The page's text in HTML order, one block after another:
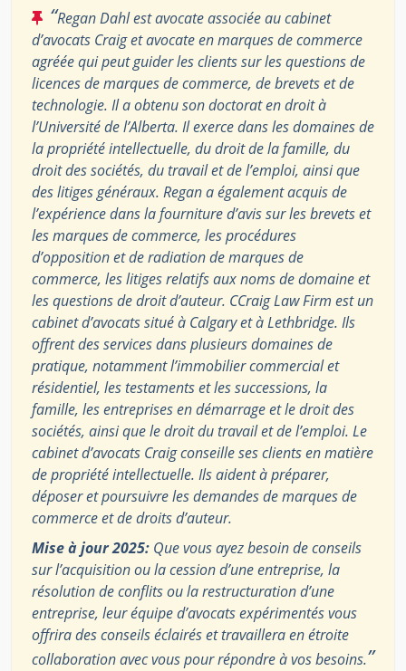
“Regan Dahl est avocate associée au cabinet
d’avocats Craig et avocate en marques de commerce
agréée qui peut guider les clients sur les questions de
licences de marques de commerce, de brevets et de
technologie. Il a obtenu son doctorat en droit à
l’Université de l’Alberta. Il exerce dans les domaines de
la propriété intellectuelle, du droit de la famille, du
droit des sociétés, du travail et de l’emploi, ainsi que
des litiges généraux. Regan a également acquis de
l’expérience dans la fourniture d’avis sur les brevets et
les marques de commerce, les procédures
d’opposition et de radiation de marques de
commerce, les litiges relatifs aux noms de domaine et
les questions de droit d’auteur. CCraig Law Firm est un
cabinet d’avocats situé à Calgary et à Lethbridge. Ils
offrent des services dans plusieurs domaines de
pratique, notamment l’immobilier commercial et
résidentiel, les testaments et les successions, la
famille, les entreprises en démarrage et le droit des
sociétés, ainsi que le droit du travail et de l’emploi. Le
cabinet d’avocats Craig conseille ses clients en matière
de propriété intellectuelle. Ils aident à préparer,
déposer et poursuivre les demandes de marques de
commerce et de droits d’auteur.
Mise à jour 2025: Que vous ayez besoin de conseils
sur l’acquisition ou la cession d’une entreprise, la
résolution de conflits ou la restructuration d’une
entreprise, leur équipe d’avocats expérimentés vous
offrira des conseils éclairés et travaillera en étroite
collaboration avec vous pour répondre à vos besoins.”